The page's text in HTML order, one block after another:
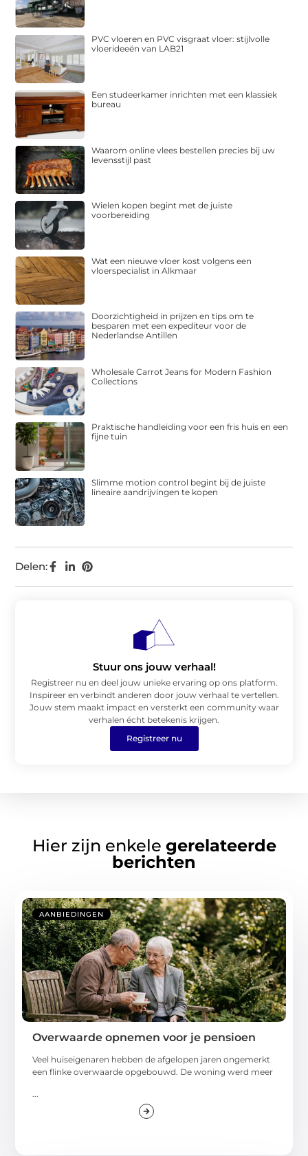
Delen:
PVC vloeren en PVC visgraat vloer: stijlvolle
vloerideeën van LAB21
Een studeerkamer inrichten met een klassiek
bureau
Waarom online vlees bestellen precies bij uw
levensstijl past
Wielen kopen begint met de juiste
voorbereiding
Wat een nieuwe vloer kost volgens een
vloerspecialist in Alkmaar
Doorzichtigheid in prijzen en tips om te
besparen met een expediteur voor de
Nederlandse Antillen
Wholesale Carrot Jeans for Modern Fashion
Collections
Praktische handleiding voor een fris huis en een
fijne tuin
Slimme motion control begint bij de juiste
lineaire aandrijvingen te kopen
Stuur ons jouw verhaal!
Registreer nu en deel jouw unieke ervaring op ons platform.
Inspireer en verbindt anderen door jouw verhaal te vertellen.
Jouw stem maakt impact en versterkt een community waar
verhalen écht betekenis krijgen.
Registreer nu
Hier zijn enkele gerelateerde
berichten
AANBIEDINGEN
Overwaarde opnemen voor je pensioen
Veel huiseigenaren hebben de afgelopen jaren ongemerkt
een flinke overwaarde opgebouwd. De woning werd meer
...